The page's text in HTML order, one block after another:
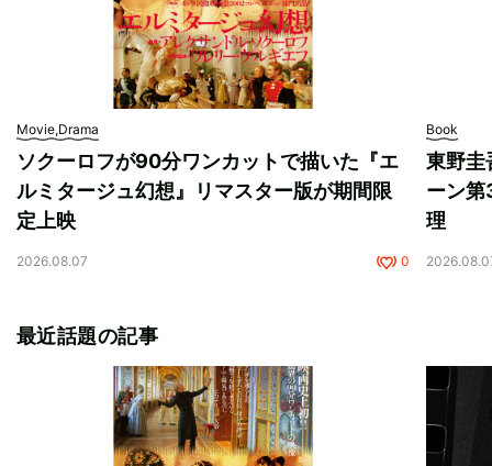
Movie,Drama
ソクーロフが90分ワンカットで描いた『エ
ルミタージュ幻想』リマスター版が期間限
定上映
2026.08.07 0
Book
東野圭
ーン第
理
最近話題の記事